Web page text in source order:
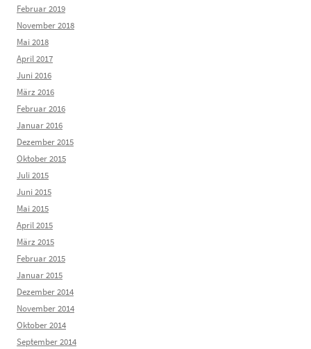
Februar 2019
November 2018
Mai 2018
April 2017
Juni 2016
März 2016
Februar 2016
Januar 2016
Dezember 2015
Oktober 2015
Juli 2015
Juni 2015
Mai 2015
April 2015
März 2015
Februar 2015
Januar 2015
Dezember 2014
November 2014
Oktober 2014
September 2014